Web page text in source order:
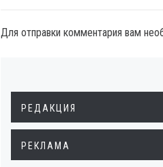
Для отправки комментария вам
РЕДАКЦИЯ
РЕКЛАМА